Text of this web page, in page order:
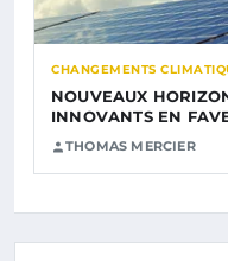
CHANGEMENTS
NOUVEAUX
INNOVANTS EN
THOMAS MERCIER